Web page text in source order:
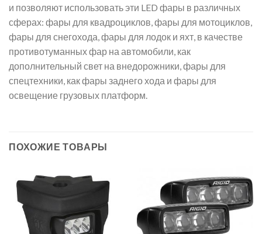
и позволяют использовать эти LED фары в различных
сферах: фары для квадроциклов, фары для мотоциклов,
фары для снегохода, фары для лодок и яхт, в качестве
противотуманных фар на автомобили, как
дополнительный свет на внедорожники, фары для
спецтехники, как фары заднего хода и фары для
освещение грузовых платформ.
ПОХОЖИЕ ТОВАРЫ